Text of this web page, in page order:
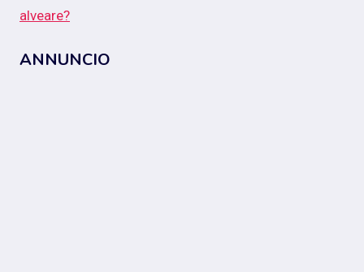
alveare?
ANNUNCIO